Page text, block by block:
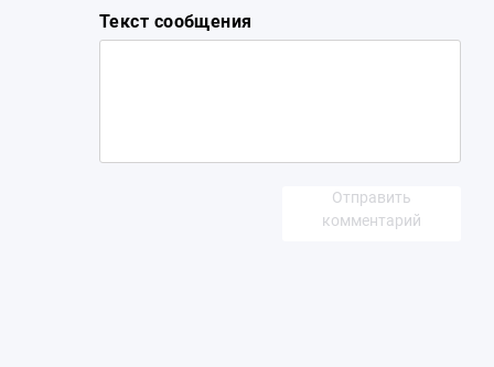
Текст сообщения
Отправить
комментарий